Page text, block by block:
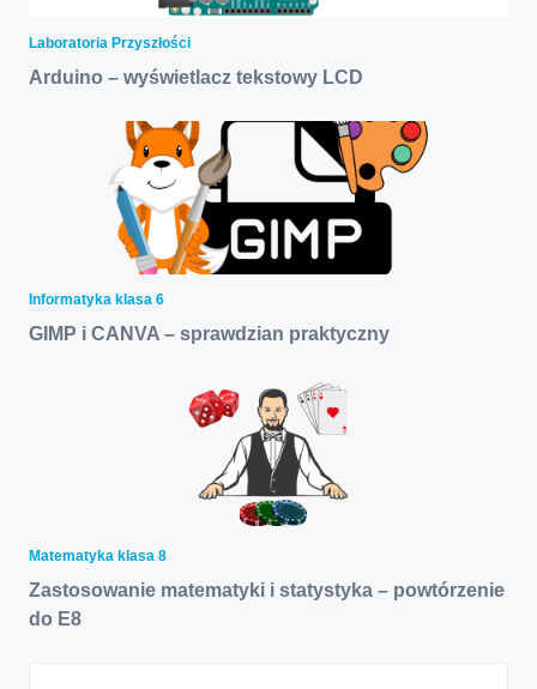
Laboratoria Przyszłości
Arduino – wyświetlacz tekstowy LCD
Informatyka klasa 6
GIMP i CANVA – sprawdzian praktyczny
Matematyka klasa 8
Zastosowanie matematyki i statystyka – powtórzenie
do E8